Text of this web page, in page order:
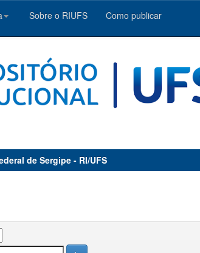
Sobre o RIUFS Como publicar
de Sergipe - RI/UFS